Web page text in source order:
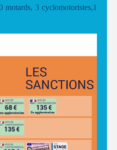
motards, 3 cyclomotoristes,1